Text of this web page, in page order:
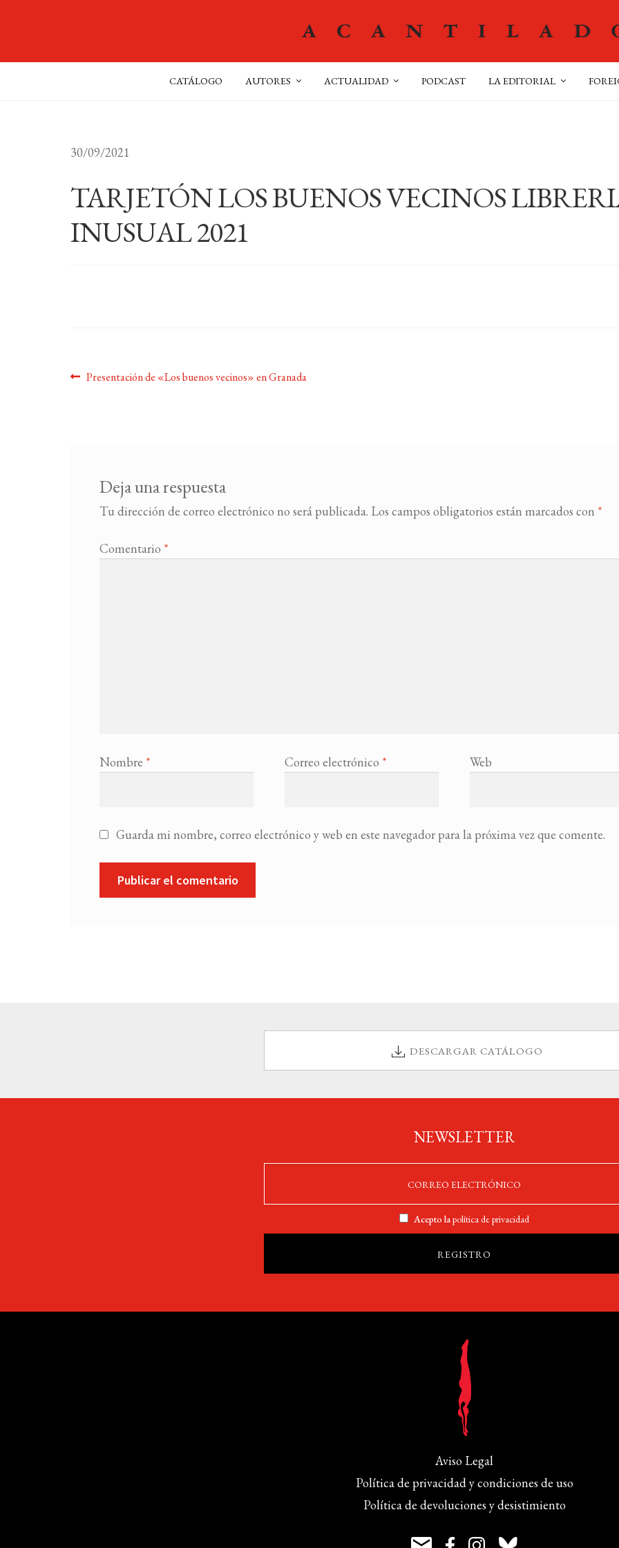
CATÁLOGO AUTORES ACTUALIDAD PODCAST LA EDITORIAL
30/09/2021
TARJETÓN LOS BUENOS VECINOS
INUSUAL 2021
Navegación
Anterior:
Presentación de «Los buenos vecinos» en Granada
Deja una respuesta
Tu dirección de correo electrónico no será publicada. Los campos obligatorios están marcados con *
Comentario *
Nombre * Correo electrónico * Web
Guarda mi nombre, correo electrónico y web en este navegador para la próxima vez que comente.
DESCARGAR CATÁLOGO
NEWSLETTER
Acepto lapolítica de privacidad
Aviso Legal
Política de privacidad y condiciones de uso
Política de devoluciones y desistimiento